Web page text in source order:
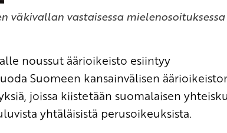
väkivallan vastaisessa mielenosoituksessa
noussut äärioikeisto esiintyy
Suomeen kansainvälisen
joissa kiistetään suomalaisen
yhtäläisistä perusoikeuksista.